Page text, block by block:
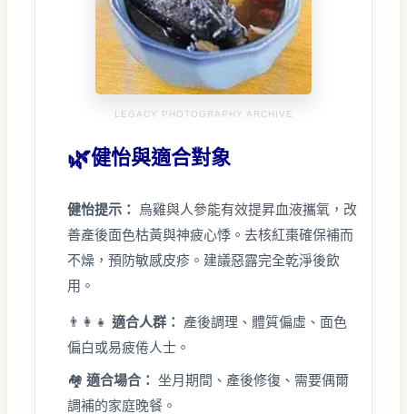
LEGACY PHOTOGRAPHY ARCHIVE
🌿健怡與適合對象
健怡提示：
烏雞與人參能有效提昇血液攜氧，改
善產後面色枯黃與神疲心悸。去核紅棗確保補而
不燥，預防敏感皮疹。建議惡露完全乾淨後飲
用。
👨‍👩‍👧 適合人群： 產後調理、體質偏虛、面色
偏白或易疲倦人士。
🏘️ 適合場合： 坐月期間、產後修復、需要偶爾
調補的家庭晚餐。